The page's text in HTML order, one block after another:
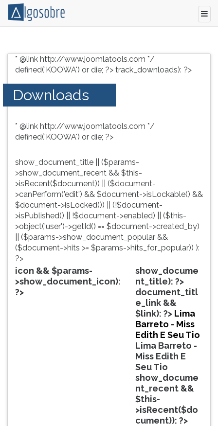
grátis
vestibular,
enem
concursos.
resumos
livros,
biografias,
profissões,
simulados
comentados.
Acessibilidade
leitor
TAB
depois
F
para
ouvir
conteúdo
principal
pular
essa
leitura
pressione
depois
pausar
* @link http://www.joomlatools.com */
defined('KOOWA') or die; ?> track_downloads): ?>
Downloads
* @link http://www.joomlatools.com */
defined('KOOWA') or die; ?>
show_document_title || ($params-
>show_document_recent && $this-
>isRecent($document)) || ($document-
>canPerform('edit') && $document->isLockable() &&
$document->isLocked()) || (!$document-
>isPublished() || !$document->enabled) || ($this-
>object('user')->getId() == $document->created_by)
|| ($params->show_document_popular &&
($document->hits >= $params->hits_for_popular)) ):
?>
icon && $params-
>show_document_icon):
?>
show_docume
nt_title): ?>
document_titl
e_link &&
$link): ?> Lima
Barreto - Miss
Edith E Seu Tio
Lima Barreto -
Miss Edith E
Seu Tio
show_docume
nt_recent &&
$this-
>isRecent($do
cument)): ?>